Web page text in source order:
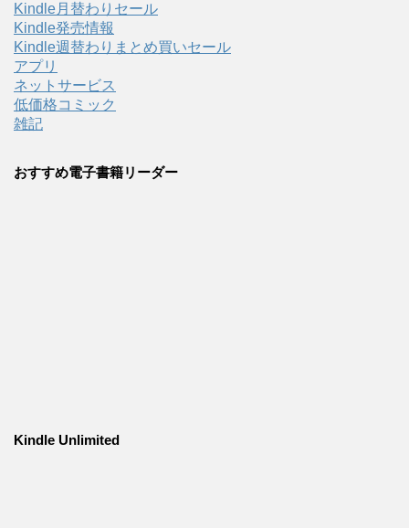
Kindle月替わりセール
Kindle発売情報
Kindle週替わりまとめ買いセール
アプリ
ネットサービス
低価格コミック
雑記
おすすめ電子書籍リーダー
Kindle Unlimited